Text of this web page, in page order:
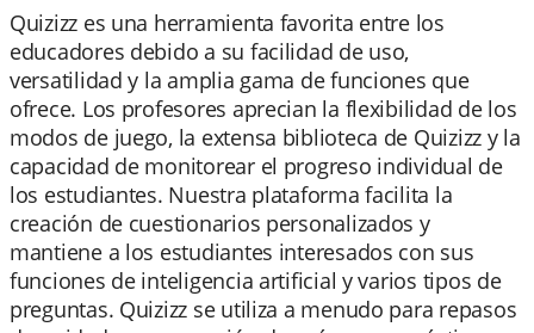
Quizizz es una herramienta favorita entre los
educadores debido a su facilidad de uso,
versatilidad y la amplia gama de funciones que
ofrece. Los profesores aprecian la flexibilidad de los
modos de juego, la extensa biblioteca de Quizizz y la
capacidad de monitorear el progreso individual de
los estudiantes. Nuestra plataforma facilita la
creación de cuestionarios personalizados y
mantiene a los estudiantes interesados con sus
funciones de inteligencia artificial y varios tipos de
preguntas. Quizizz se utiliza a menudo para repasos